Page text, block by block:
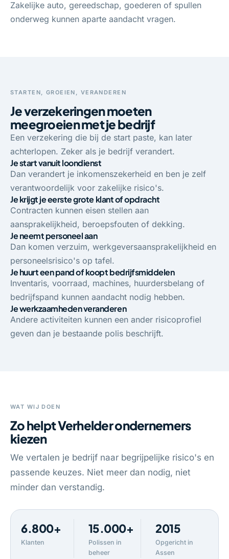
Zakelijke auto, gereedschap, goederen of spullen
onderweg kunnen aparte aandacht vragen.
STARTEN, GROEIEN, VERANDEREN
Je verzekeringen moeten
meegroeien met je bedrijf
Een verzekering die bij de start paste, kan later
achterlopen. Zeker als je bedrijf verandert.
Je start vanuit loondienst
Dan verandert je inkomenszekerheid en ben je zelf
verantwoordelijk voor zakelijke risico's.
Je krijgt je eerste grote klant of opdracht
Contracten kunnen eisen stellen aan
aansprakelijkheid, beroepsfouten of dekking.
Je neemt personeel aan
Dan komen verzuim, werkgeversaansprakelijkheid en
personeelsrisico's op tafel.
Je huurt een pand of koopt bedrijfsmiddelen
Inventaris, voorraad, machines, huurdersbelang of
bedrijfspand kunnen aandacht nodig hebben.
Je werkzaamheden veranderen
Andere activiteiten kunnen een ander risicoprofiel
geven dan je bestaande polis beschrijft.
WAT WIJ DOEN
Zo helpt Verhelder ondernemers
kiezen
We vertalen je bedrijf naar begrijpelijke risico's en
passende keuzes. Niet meer dan nodig, niet
minder dan verstandig.
6.800+
Klanten
15.000+
Polissen in
beheer
2015
Opgericht in
Assen